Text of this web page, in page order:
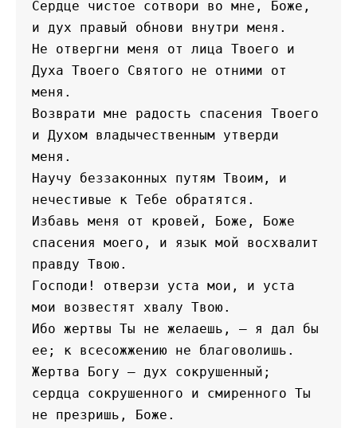
Сердце чистое сотвори во мне, Боже,
и дух правый обнови внутри меня.
Не отвергни меня от лица Твоего и
Духа Твоего Святого не отними от
меня.
Возврати мне радость спасения Твоего
и Духом владычественным утверди
меня.
Научу беззаконных путям Твоим, и
нечестивые к Тебе обратятся.
Избавь меня от кровей, Боже, Боже
спасения моего, и язык мой восхвалит
правду Твою.
Господи! отверзи уста мои, и уста
мои возвестят хвалу Твою.
Ибо жертвы Ты не желаешь, — я дал бы
ее; к всесожжению не благоволишь.
Жертва Богу — дух сокрушенный;
сердца сокрушенного и смиренного Ты
не презришь, Боже.